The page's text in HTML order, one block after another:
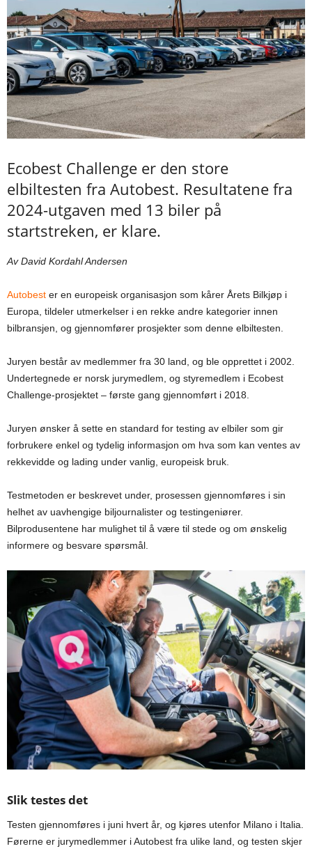
Ecobest Challenge er den store
elbiltesten fra Autobest. Resultatene fra
2024-utgaven med 13 biler på
startstreken, er klare.
Av David Kordahl Andersen
Autobest er en europeisk organisasjon som kårer Årets Bilkjøp i
Europa, tildeler utmerkelser i en rekke andre kategorier innen
bilbransjen, og gjennomfører prosjekter som denne elbiltesten.
Juryen består av medlemmer fra 30 land, og ble opprettet i 2002.
Undertegnede er norsk jurymedlem, og styremedlem i Ecobest
Challenge-prosjektet – første gang gjennomført i 2018.
Juryen ønsker å sette en standard for testing av elbiler som gir
forbrukere enkel og tydelig informasjon om hva som kan ventes av
rekkevidde og lading under vanlig, europeisk bruk.
Testmetoden er beskrevet under, prosessen gjennomføres i sin
helhet av uavhengige biljournalister og testingeniører.
Bilprodusentene har mulighet til å være til stede og om ønskelig
informere og besvare spørsmål.
Slik testes det
Testen gjennomføres i juni hvert år, og kjøres utenfor Milano i Italia.
Førerne er jurymedlemmer i Autobest fra ulike land, og testen skjer